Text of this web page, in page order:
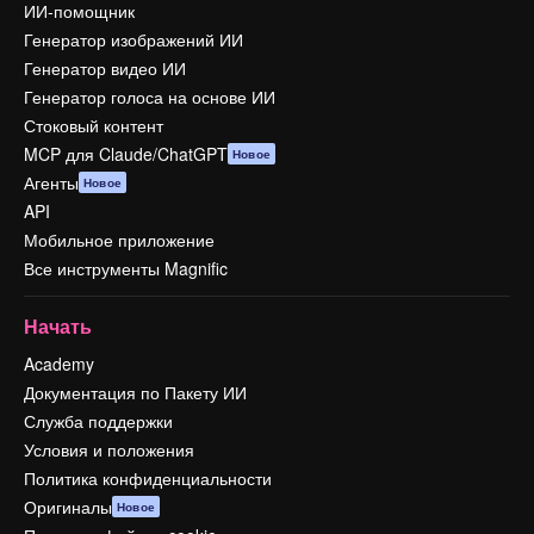
ИИ-помощник
Генератор изображений ИИ
Генератор видео ИИ
Генератор голоса на основе ИИ
Стоковый контент
MCP для Claude/ChatGPT Новое
Агенты Новое
API
Мобильное приложение
Все инструменты Magnific
Начать
Academy
Документация по Пакету ИИ
Служба поддержки
Условия и положения
Политика конфиденциальности
Оригиналы Новое